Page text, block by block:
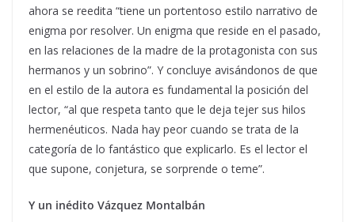
ahora se reedita “tiene un portentoso estilo narrativo de
enigma por resolver. Un enigma que reside en el pasado,
en las relaciones de la madre de la protagonista con sus
hermanos y un sobrino”. Y concluye avisándonos de que
en el estilo de la autora es fundamental la posición del
lector, “al que respeta tanto que le deja tejer sus hilos
hermenéuticos. Nada hay peor cuando se trata de la
categoría de lo fantástico que explicarlo. Es el lector el
que supone, conjetura, se sorprende o teme”.
Y un inédito Vázquez Montalbán